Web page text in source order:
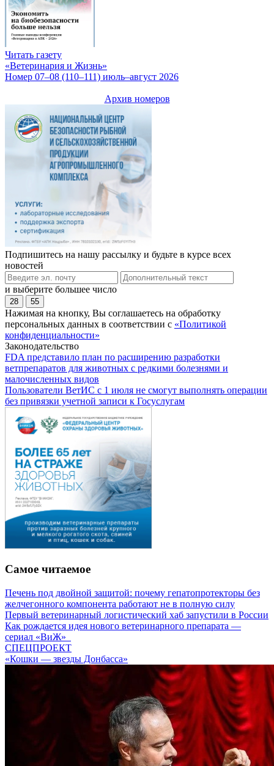
Читать газету
«Ветеринария и Жизнь»
Номер 07–08 (110–111) июль–август 2026
Архив номеров
Подпишитесь на нашу рассылку и будьте в курсе всех
новостей
и выберите большее число
28 55
Нажимая на кнопку, Вы соглашаетесь на обработку
персональных данных в соответствии с «Политикой
конфиденциальности»
Законодательство
FDA представило план по расширению разработки
ветпрепаратов для животных с редкими болезнями и
малочисленных видов
Пользователи ВетИС с 1 июля не смогут выполнять операции
без привязки учетной записи к Госуслугам
Самое читаемое
Печень под двойной защитой: почему гепатопротекторы без
желчегонного компонента работают не в полную силу
Первый ветеринарный логистический хаб запустили в России
Как рождается идея нового ветеринарного препарата —
сериал «ВиЖ»
СПЕЦПРОЕКТ
«Кошки — звезды Донбасса»